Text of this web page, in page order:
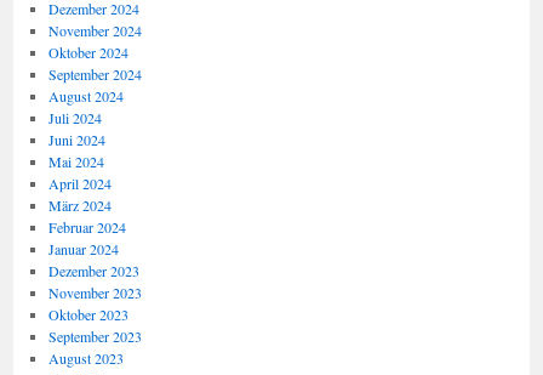
Dezember 2024
November 2024
Oktober 2024
September 2024
August 2024
Juli 2024
Juni 2024
Mai 2024
April 2024
März 2024
Februar 2024
Januar 2024
Dezember 2023
November 2023
Oktober 2023
September 2023
August 2023